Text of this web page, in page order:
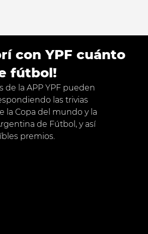
con YPF cuánto
fútbol!
de la APP YPF pueden
las trivias
la Copa del mundo y la
de Fútbol, y así
premios.